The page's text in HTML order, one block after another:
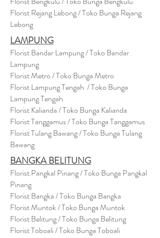
Florist Rejang Lebong / Toko Bunga Rejang
Lebong
LAMPUNG
Florist Bandar Lampung / Toko Bandar
Lampung
Florist Metro / Toko Bunga Metro
Florist Lampung Tengah / Toko Bunga
Lampung Tengah
Florist Kalianda / Toko Bunga Kalianda
Florist Tanggamus / Toko Bunga Tanggamus
Florist Tulang Bawang / Toko Bunga Tulang
Bawang
BANGKA BELITUNG
Florist Pangkal Pinang / Toko Bunga Pangkal
Pinang
Florist Bangka / Toko Bunga Bangka
Florist Muntok / Toko Bunga Muntok
Florist Belitung / Toko Bunga Belitung
Florist Toboali / Toko Bunga Toboali